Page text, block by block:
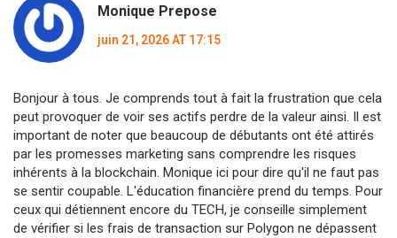
Monique Prepose
juin 21, 2026 AT 17:15
Bonjour à tous. Je comprends tout à fait la frustration que cela
peut provoquer de voir ses actifs perdre de la valeur ainsi. Il est
important de noter que beaucoup de débutants ont été attirés
par les promesses marketing sans comprendre les risques
inhérents à la blockchain. Monique ici pour dire qu'il ne faut pas
se sentir coupable. L'éducation financière prend du temps. Pour
ceux qui détiennent encore du TECH, je conseille simplement
de vérifier si les frais de transaction sur Polygon ne dépassent